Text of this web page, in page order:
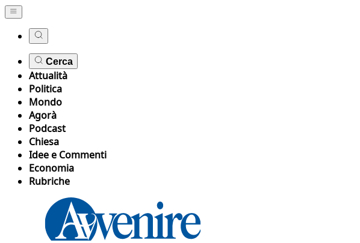
Cerca
Attualità
Politica
Mondo
Agorà
Podcast
Chiesa
Idee e Commenti
Economia
Rubriche